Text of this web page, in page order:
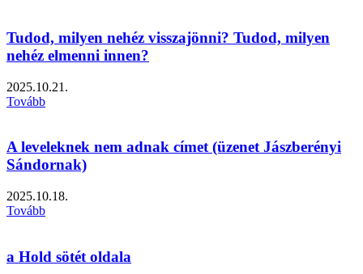
Tudod, milyen nehéz visszajönni? Tudod, milyen
nehéz elmenni innen?
2025.10.21.
Tovább
A leveleknek nem adnak címet (üzenet Jászberényi
Sándornak)
2025.10.18.
Tovább
a Hold sötét oldala